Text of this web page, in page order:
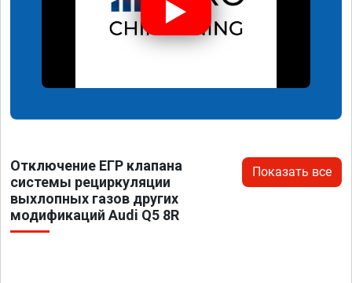
Отключение ЕГР клапана
системы рециркуляции
выхлопных газов других
модификаций Audi Q5 8R
Показать все